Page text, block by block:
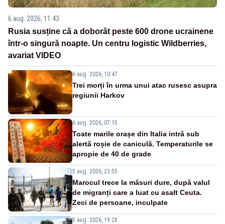
6 aug. 2026, 11:43
Rusia susține că a doborât peste 600 drone ucrainene
într-o singură noapte. Un centru logistic Wildberries,
avariat VIDEO
6 aug. 2026, 10:47
Trei morți în urma unui atac rusesc asupra
regiunii Harkov
6 aug. 2026, 07:15
Toate marile orașe din Italia intră sub
alertă roșie de caniculă. Temperaturile se
apropie de 40 de grade
5 aug. 2026, 23:55
Marocul trece la măsuri dure, după valul
de migranți care a luat cu asalt Ceuta.
Zeci de persoane, inculpate
5 aug. 2026, 19:28